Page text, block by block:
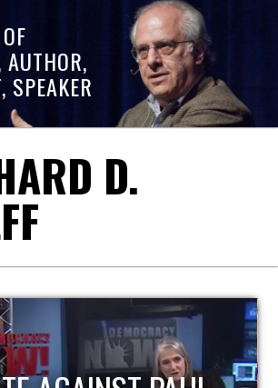
AUTHOR,
SPEAKER
D.